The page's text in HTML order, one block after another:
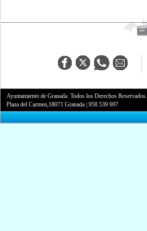
Ayuntamiento de Granada. Todos los Derechos Reservados.
Plaza del Carmen,18071 Granada |958 539 697